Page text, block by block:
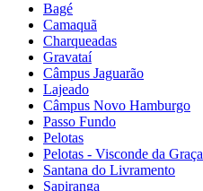
Bagé
Camaquã
Charqueadas
Gravataí
Câmpus Jaguarão
Lajeado
Câmpus Novo Hamburgo
Passo Fundo
Pelotas
Pelotas - Visconde da Graça
Santana do Livramento
Sapiranga